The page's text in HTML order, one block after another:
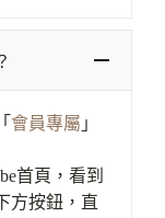
會員專屬 」
首頁，看到
方按鈕，直